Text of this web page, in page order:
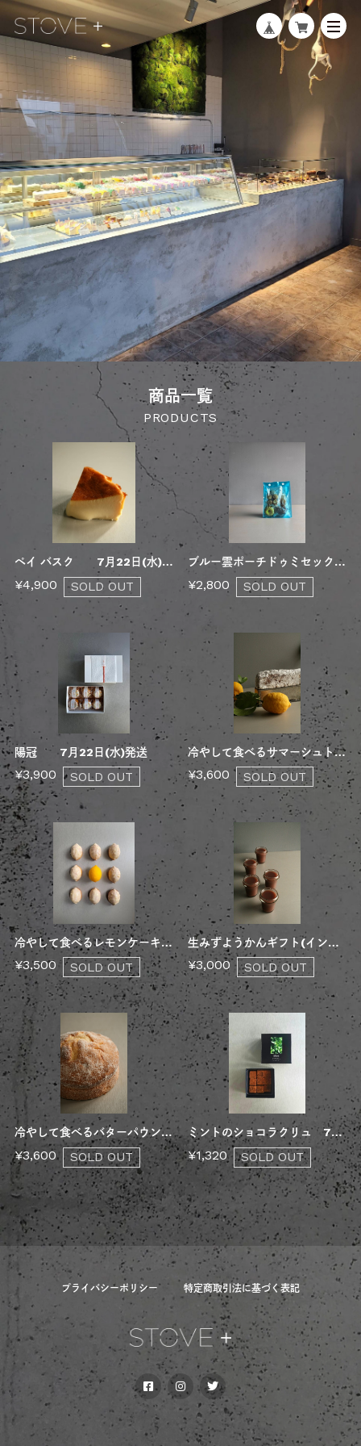
商品一覧
ペイ バスク 7月22日(水)発送
¥4,900 SOLD OUT
ブルー雲ポーチドゥミセック 7月22日(水)発送
¥2,800 SOLD OUT
陽冠 7月22日(水)発送
¥3,900 SOLD OUT
冷やして食べるサマーシュトーレン 7月22日(水)発送
¥3,600 SOLD OUT
冷やして食べるレモンケーキ 7月22日(水)発送
¥3,500 SOLD OUT
生みずようかんギフト(インターネット限定) 7月22日(水)発送
¥3,000 SOLD OUT
冷やして食べるバターパウンド 7月22日(水)発送
¥3,600 SOLD OUT
ミントのショコラクリュ 7月22日(水)発送
¥1,320 SOLD OUT
プライバシーポリシー 特定商取引法に基づく表記